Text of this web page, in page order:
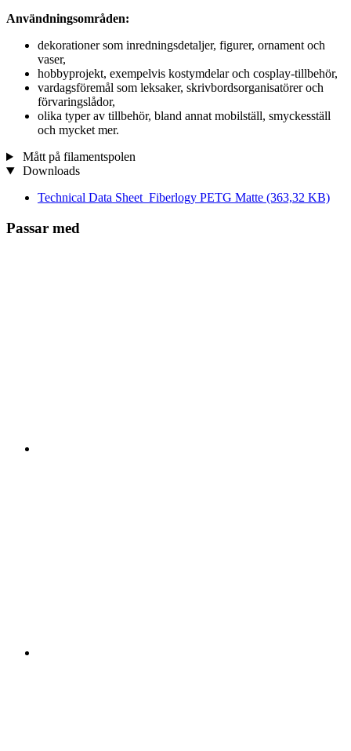
Användningsområden:
dekorationer som inredningsdetaljer, figurer, ornament och
vaser,
hobbyprojekt, exempelvis kostymdelar och cosplay-tillbehör,
vardagsföremål som leksaker, skrivbordsorganisatörer och
förvaringslådor,
olika typer av tillbehör, bland annat mobilställ, smyckesställ
och mycket mer.
Mått på filamentspolen
Downloads
Technical Data Sheet_Fiberlogy PETG Matte (363,32 KB)
Passar med